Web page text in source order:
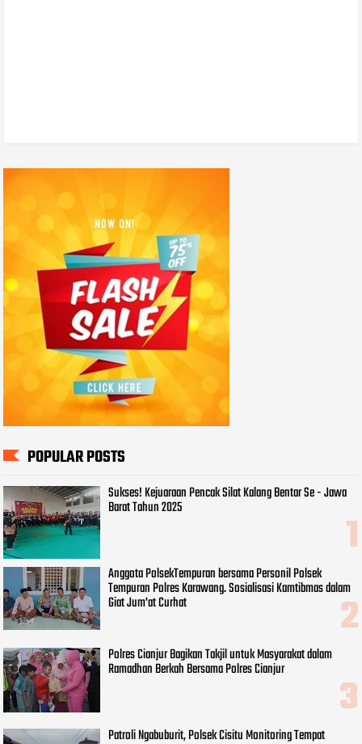
POPULAR POSTS
Sukses! Kejuaraan Pencak Silat Kalang Bentar Se - Jawa
Barat Tahun 2025
Anggota PolsekTempuran bersama Personil Polsek
Tempuran Polres Karawang. Sosialisasi Kamtibmas dalam
Giat Jum'at Curhat
Polres Cianjur Bagikan Takjil untuk Masyarakat dalam
Ramadhan Berkah Bersama Polres Cianjur
Patroli Ngabuburit, Polsek Cisitu Monitoring Tempat